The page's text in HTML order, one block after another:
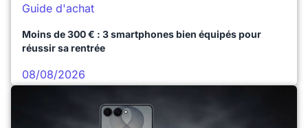
Guide d'achat
Moins de 300 € : 3 smartphones bien équipés pour
réussir sa rentrée
08/08/2026